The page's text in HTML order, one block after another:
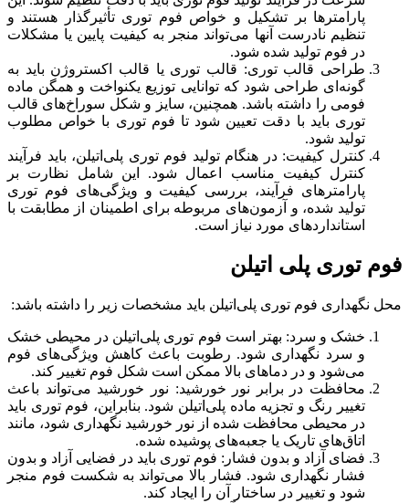
پارامترها بر تشکیل و خواص فوم توری تأثیرگذار هستند و
تنظیم نادرست آنها می‌تواند منجر به کیفیت پایین یا مشکلات
در فوم تولید شده شود.
طراحی قالب توری: قالب توری یا قالب اکستروژن باید به
گونه‌ای طراحی شود که توانایی توزیع یکنواخت و همگن ماده
فومی را داشته باشد. همچنین، سایز و شکل سوراخ‌های قالب
توری باید با دقت تعیین شود تا فوم توری با خواص مطلوب
تولید شود.
کنترل کیفیت: در هنگام تولید فوم توری پلی‌اتیلن، باید فرآیند
کنترل کیفیت مناسب اعمال شود. این شامل نظارت بر
پارامترهای فرآیند، بررسی کیفیت و ویژگی‌های فوم توری
تولید شده، و آزمون‌های مربوطه برای اطمینان از مطابقت با
استانداردهای مورد نیاز است.
فوم توری پلی اتیلن
محل نگهداری فوم توری پلی‌اتیلن باید مشخصات زیر را داشته باشد:
خشک و سرد: بهتر است فوم توری پلی‌اتیلن در محیطی خشک
و سرد نگهداری شود. رطوبت باعث کاهش ویژگی‌های فوم
می‌شود و در دماهای بالا ممکن است شکل فوم تغییر کند.
محافظت در برابر نور خورشید: نور خورشید می‌تواند باعث
تغییر رنگ و تجزیه ماده پلی‌اتیلن شود. بنابراین، فوم توری باید
در محیطی محافظت شده از نور خورشید نگهداری شود، مانند
اتاق‌های تاریک یا جعبه‌های پوشیده شده.
فضای آزاد و بدون فشار: فوم توری باید در فضایی آزاد و بدون
فشار نگهداری شود. فشار بالا می‌تواند به شکست فوم منجر
شود و تغییر در ساختار آن را ایجاد کند.